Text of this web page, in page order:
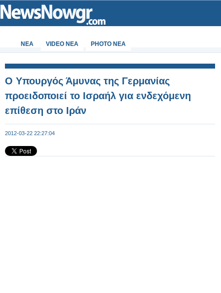
ΝΕΑ VIDEO NEA PHOTO NEA
Ο Υπουργός Άμυνας της Γερμανίας
προειδοποιεί το Ισραήλ για ενδεχόμενη
επίθεση στο Ιράν
2012-03-22 22:27:04